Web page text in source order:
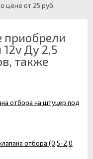
цене от 25 руб.
приобрели
Ду 2,5
также
отбора на штуцер под
отбора (0,5-2,0